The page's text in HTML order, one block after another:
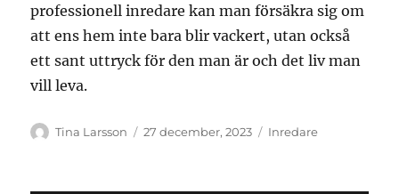
professionell inredare kan man försäkra sig om
att ens hem inte bara blir vackert, utan också
ett sant uttryck för den man är och det liv man
vill leva.
Författare
Tina Larsson
Publicerat
27 december, 2023 Kategorier
Inredare